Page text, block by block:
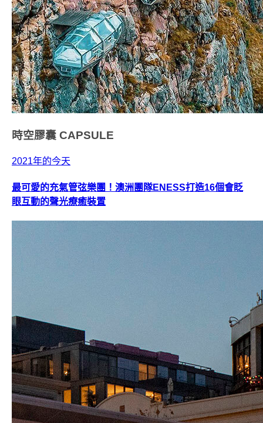
時空膠囊 CAPSULE
2021年的今天
最可愛的充氣管弦樂團！澳洲團隊ENESS打造16個會眨
眼互動的聲光療癒裝置